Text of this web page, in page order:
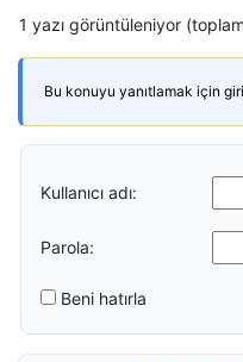
1 yazı görüntüleniyor
Bu konuyu yanıtlamak için
Kullanıcı adı:
Parola:
Beni hatırla